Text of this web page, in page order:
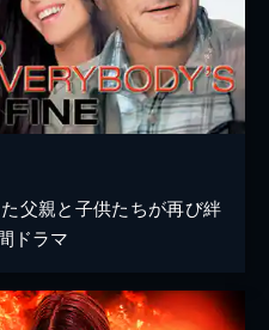
父親と子供たちが再び絆
ドラマ